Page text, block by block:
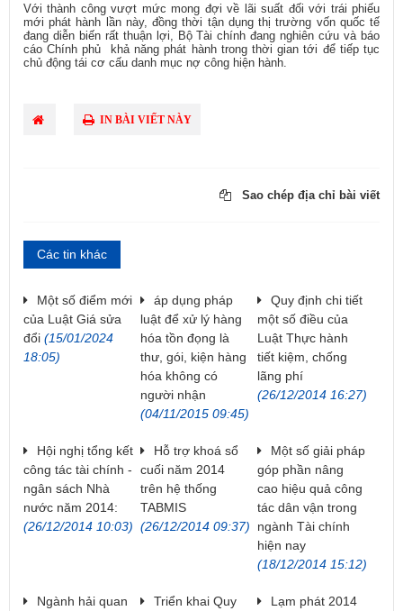
Với thành công vượt mức mong đợi về lãi suất đối với trái phiếu
mới phát hành lần này, đồng thời tận dụng thị trường vốn quốc tế
đang diễn biến rất thuận lợi, Bộ Tài chính đang nghiên cứu và báo
cáo Chính phủ khả năng phát hành trong thời gian tới để tiếp tục
chủ động tái cơ cấu danh mục nợ công hiện hành.
IN BÀI VIẾT NÀY
Sao chép địa chỉ bài viết
Các tin khác
Một số điểm mới
của Luật Giá sửa
đổi (15/01/2024
18:05)
áp dụng pháp
luật để xử lý hàng
hóa tồn đọng là
thư, gói, kiện hàng
hóa không có
người nhận
(04/11/2015 09:45)
Quy định chi tiết
một số điều của
Luật Thực hành
tiết kiệm, chống
lãng phí
(26/12/2014 16:27)
Hội nghị tổng kết
công tác tài chính -
ngân sách Nhà
nước năm 2014:
(26/12/2014 10:03)
Hỗ trợ khoá sổ
cuối năm 2014
trên hệ thống
TABMIS
(26/12/2014 09:37)
Một số giải pháp
góp phần nâng
cao hiệu quả công
tác dân vận trong
ngành Tài chính
hiện nay
(18/12/2014 15:12)
Ngành hải quan
Triển khai Quy
Lạm phát 2014